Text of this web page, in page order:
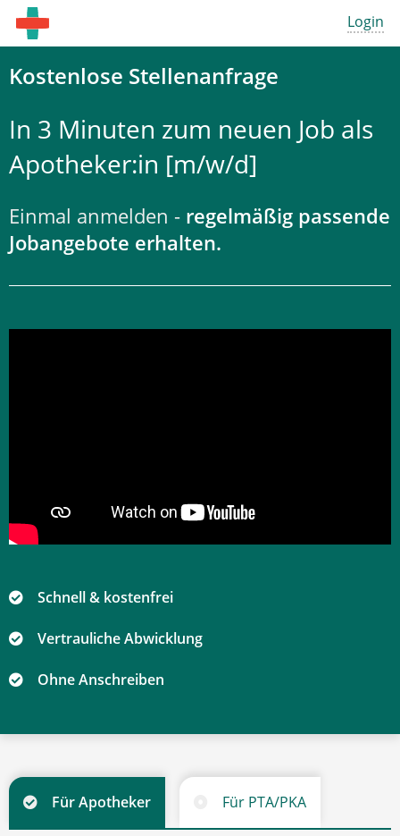
Login
Kostenlose Stellenanfrage
In 3 Minuten zum neuen Job als
Apotheker:in [m/w/d]
Einmal anmelden - regelmäßig passende
Jobangebote erhalten.
Schnell & kostenfrei
Vertrauliche Abwicklung
Ohne Anschreiben
Für Apotheker Für PTA/PKA